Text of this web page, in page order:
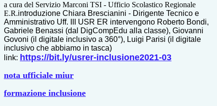
a cura del Servizio Marconi TSI - Ufficio Scolastico Regionale
E.R.introduzione Chiara Brescianini - Dirigente Tecnico e
Amministrativo Uff. III USR ER intervengono Roberto Bondi,
Gabriele Benassi (dal DigCompEdu alla classe), Giovanni
Govoni (il digitale inclusivo a 360°), Luigi Parisi (il digitale
inclusivo che abbiamo in tasca)
link: https://bit.ly/usrer-inclusione2021-03
nota ufficiale miur
formazione inclusione